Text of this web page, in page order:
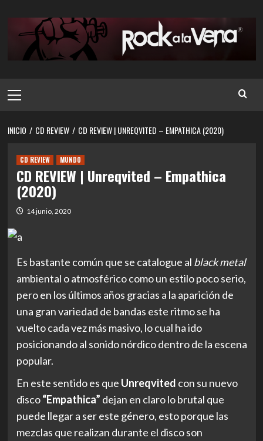
contenido
principal
INICIO CD REVIEW CD REVIEW | UNREQVITED – EMPATHICA (2020)
CD REVIEW MUNDO
CD REVIEW | Unreqvited – Empathica
(2020)
14 junio, 2020
Es bastante común que se catalogue al black metal
ambiental o atmosférico como un estilo poco serio,
pero en los últimos años gracias a la aparición de
una gran variedad de bandas este ritmo se ha
vuelto cada vez más masivo, lo cual ha ido
posicionando al sonido nórdico dentro de la escena
popular.
En este sentido es que Unreqvited con su nuevo
disco“Empathica” dejan en claro lo brutal que
puede llegar a ser este género, esto porque las
mezclas que realizan durante el disco son